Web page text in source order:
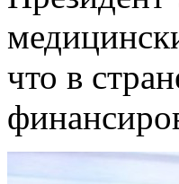
что в